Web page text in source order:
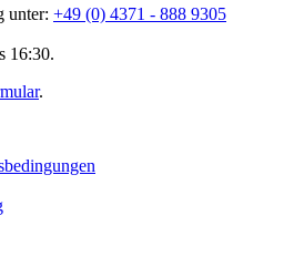
unter: +49 (0) 4371 - 888 9305
16:30.
.